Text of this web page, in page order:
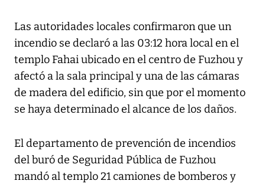
Las autoridades locales confirmaron que un
incendio se declaró a las 03:12 hora local en el
templo Fahai ubicado en el centro de Fuzhou y
afectó a la sala principal y una de las cámaras
de madera del edificio, sin que por el momento
se haya determinado el alcance de los daños.
El departamento de prevención de incendios
del buró de Seguridad Pública de Fuzhou
mandó al templo 21 camiones de bomberos y